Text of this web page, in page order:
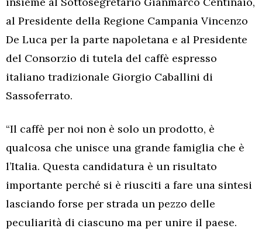
al Presidente della Regione Campania Vincenzo
De Luca per la parte napoletana e al Presidente
del Consorzio di tutela del caffè espresso
italiano tradizionale Giorgio Caballini di
Sassoferrato.
“Il caffè per noi non è solo un prodotto, è
qualcosa che unisce una grande famiglia che è
l’Italia. Questa candidatura è un risultato
importante perché si è riusciti a fare una sintesi
lasciando forse per strada un pezzo delle
peculiarità di ciascuno ma per unire il paese.